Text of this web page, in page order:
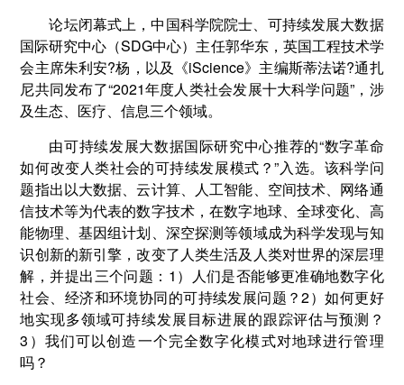
论坛闭幕式上，中国科学院院士、可持续发展大数据
国际研究中心（SDG中心）主任郭华东，英国工程技术学
会主席朱利安?杨，以及《iScience》主编斯蒂法诺?通扎
尼共同发布了“2021年度人类社会发展十大科学问题”，涉
及生态、医疗、信息三个领域。
由可持续发展大数据国际研究中心推荐的“数字革命
如何改变人类社会的可持续发展模式？”入选。该科学问
题指出以大数据、云计算、人工智能、空间技术、网络通
信技术等为代表的数字技术，在数字地球、全球变化、高
能物理、基因组计划、深空探测等领域成为科学发现与知
识创新的新引擎，改变了人类生活及人类对世界的深层理
解，并提出三个问题：1）人们是否能够更准确地数字化
社会、经济和环境协同的可持续发展问题？2）如何更好
地实现多领域可持续发展目标进展的跟踪评估与预测？
3）我们可以创造一个完全数字化模式对地球进行管理
吗？